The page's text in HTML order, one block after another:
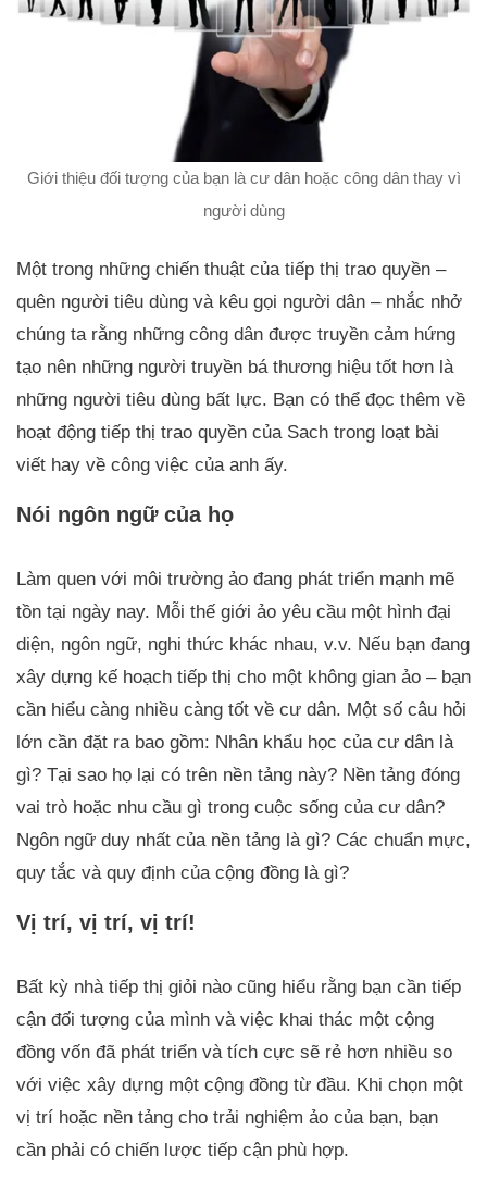
Giới thiệu đối tượng của bạn là cư dân hoặc công dân thay vì
người dùng
Một trong những chiến thuật của tiếp thị trao quyền –
quên người tiêu dùng và kêu gọi người dân – nhắc nhở
chúng ta rằng những công dân được truyền cảm hứng
tạo nên những người truyền bá thương hiệu tốt hơn là
những người tiêu dùng bất lực. Bạn có thể đọc thêm về
hoạt động tiếp thị trao quyền của Sach trong loạt bài
viết hay về công việc của anh ấy.
Nói ngôn ngữ của họ
Làm quen với môi trường ảo đang phát triển mạnh mẽ
tồn tại ngày nay. Mỗi thế giới ảo yêu cầu một hình đại
diện, ngôn ngữ, nghi thức khác nhau, v.v. Nếu bạn đang
xây dựng kế hoạch tiếp thị cho một không gian ảo – bạn
cần hiểu càng nhiều càng tốt về cư dân. Một số câu hỏi
lớn cần đặt ra bao gồm: Nhân khẩu học của cư dân là
gì? Tại sao họ lại có trên nền tảng này? Nền tảng đóng
vai trò hoặc nhu cầu gì trong cuộc sống của cư dân?
Ngôn ngữ duy nhất của nền tảng là gì? Các chuẩn mực,
quy tắc và quy định của cộng đồng là gì?
Vị trí, vị trí, vị trí!
Bất kỳ nhà tiếp thị giỏi nào cũng hiểu rằng bạn cần tiếp
cận đối tượng của mình và việc khai thác một cộng
đồng vốn đã phát triển và tích cực sẽ rẻ hơn nhiều so
với việc xây dựng một cộng đồng từ đầu. Khi chọn một
vị trí hoặc nền tảng cho trải nghiệm ảo của bạn, bạn
cần phải có chiến lược tiếp cận phù hợp.